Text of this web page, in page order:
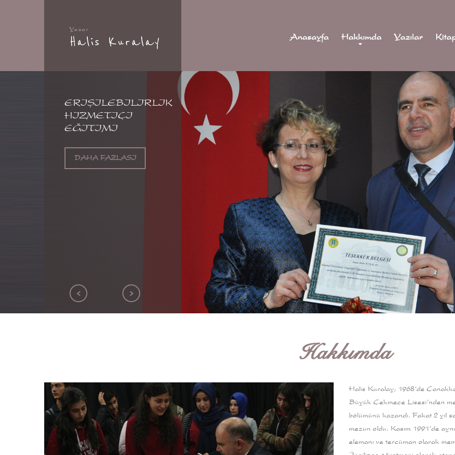
Yazar
Halis Kuralay Anasayfa Hakkımda Yazılar
ERIŞILEBILIRLIK
HIZMETIÇI
EĞITIMI
DAHA FAZLASI
Hakkımda
Halis Kuralay, 1968’de
Büyük Çekmece Lisesi’nden
bölümünü kazandı. Fakat 2 yıl
mezun oldu. Kasım 1991’de
elemanı ve tercüman olarak